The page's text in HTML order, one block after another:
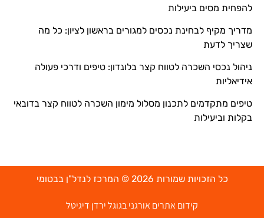
להפחית מסים ביעילות
מדריך מקיף לבחינת נכסים למגורים בראשון לציון: כל מה
שצריך לדעת
ניהול נכסי השכרה לטווח קצר בלונדון: טיפים ודרכי פעולה
אידיאליות
טיפים מתקדמים לתכנון מסלול מימון השכרה לטווח קצר בדובאי
בקלות וביעילות
כל הזכויות שמורות 2026 © המרכז לנדל"ן בבטומי
קידום אתרים אורגני בגוגל ירדן דיגיטל